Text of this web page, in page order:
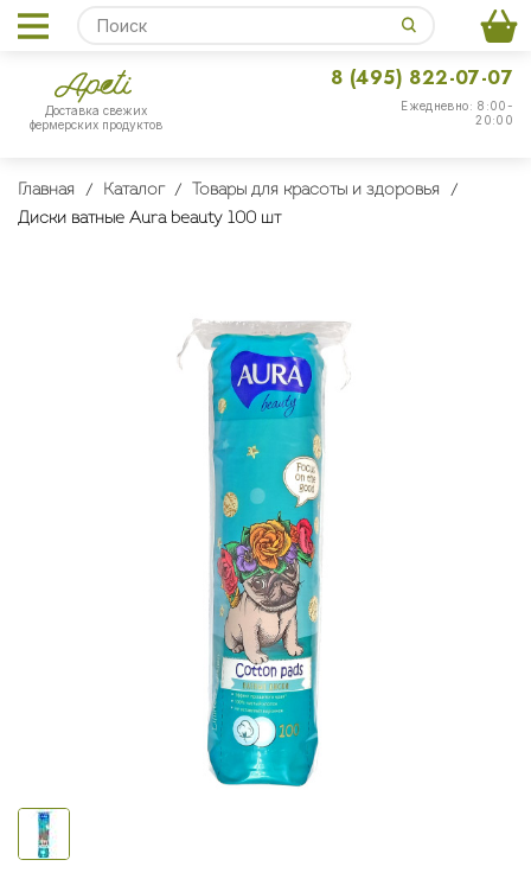
Доставка свежих
фермерских продуктов
Ежедневно: 8:00-
20:00
8 (495) 822-07-07
Главная Каталог
Товары для красоты и здоровья
Диски ватные Aura beauty 100 шт